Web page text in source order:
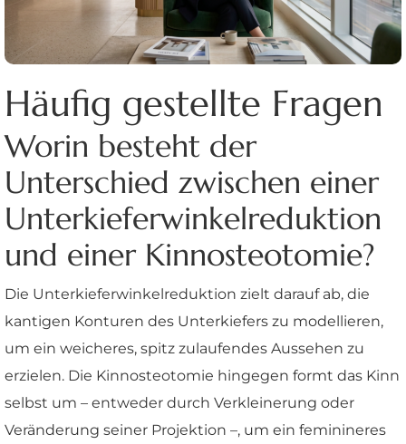
Häufig gestellte Fragen
Worin besteht der
Unterschied zwischen einer
Unterkieferwinkelreduktion
und einer Kinnosteotomie?
Die Unterkieferwinkelreduktion zielt darauf ab, die
kantigen Konturen des Unterkiefers zu modellieren,
um ein weicheres, spitz zulaufendes Aussehen zu
erzielen. Die Kinnosteotomie hingegen formt das Kinn
selbst um – entweder durch Verkleinerung oder
Veränderung seiner Projektion –, um ein feminineres